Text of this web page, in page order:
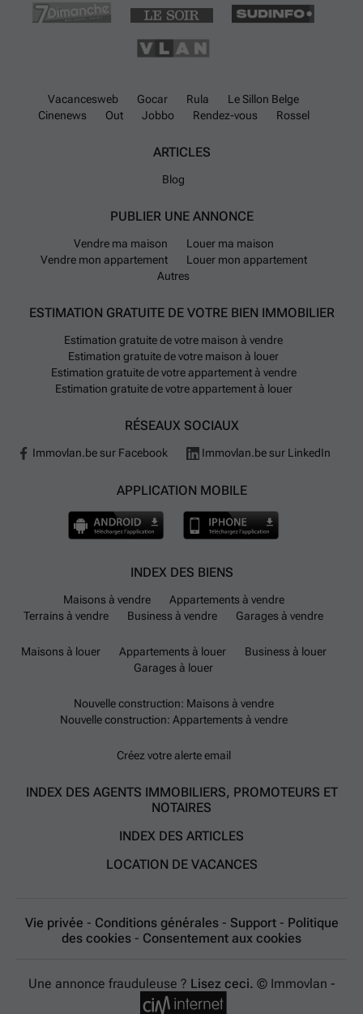
Vacancesweb Gocar Rula
Le Sillon Belge
Cinenews
Out Jobbo Rendez-vous Rossel
ARTICLES
Blog
PUBLIER UNE ANNONCE
Vendre ma maison
Louer ma maison
Vendre mon appartement
Louer mon appartement
Autres
ESTIMATION GRATUITE DE VOTRE BIEN IMMOBILIER
Estimation gratuite de votre maison à vendre
Estimation gratuite de votre maison à louer
Estimation gratuite de votre appartement à vendre
Estimation gratuite de votre appartement à louer
RÉSEAUX SOCIAUX
Immovlan.be sur Facebook Immovlan.be sur LinkedIn
APPLICATION MOBILE
INDEX DES BIENS
Maisons à vendre
Appartements à vendre
Terrains à vendre
Business à vendre Garages à vendre
Maisons à louer Appartements à louer
Business à louer
Garages à louer
Nouvelle construction: Maisons à vendre
Nouvelle construction: Appartements à vendre
Créez votre alerte email
INDEX DES AGENTS IMMOBILIERS, PROMOTEURS ET
NOTAIRES
INDEX DES ARTICLES
LOCATION DE VACANCES
Vie privée - Conditions générales - Support - Politique
des cookies - Consentement aux cookies
Une annonce frauduleuse ? Lisez ceci. © Immovlan -